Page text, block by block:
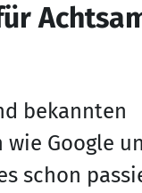
bekannten
Google
schon